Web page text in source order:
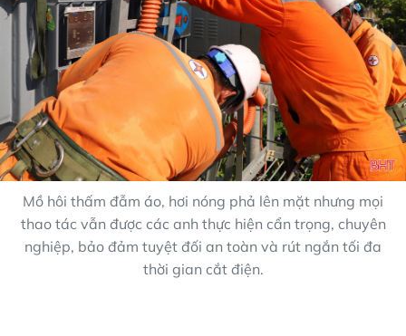
Mồ hôi thấm đẫm áo, hơi nóng phả lên mặt nhưng mọi
thao tác vẫn được các anh thực hiện cẩn trọng, chuyên
nghiệp, bảo đảm tuyệt đối an toàn và rút ngắn tối đa
thời gian cắt điện.